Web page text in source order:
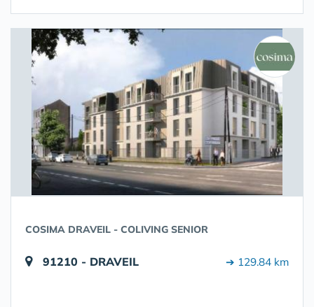
COSIMA DRAVEIL - COLIVING SENIOR
91210 - DRAVEIL ➔ 129.84 km